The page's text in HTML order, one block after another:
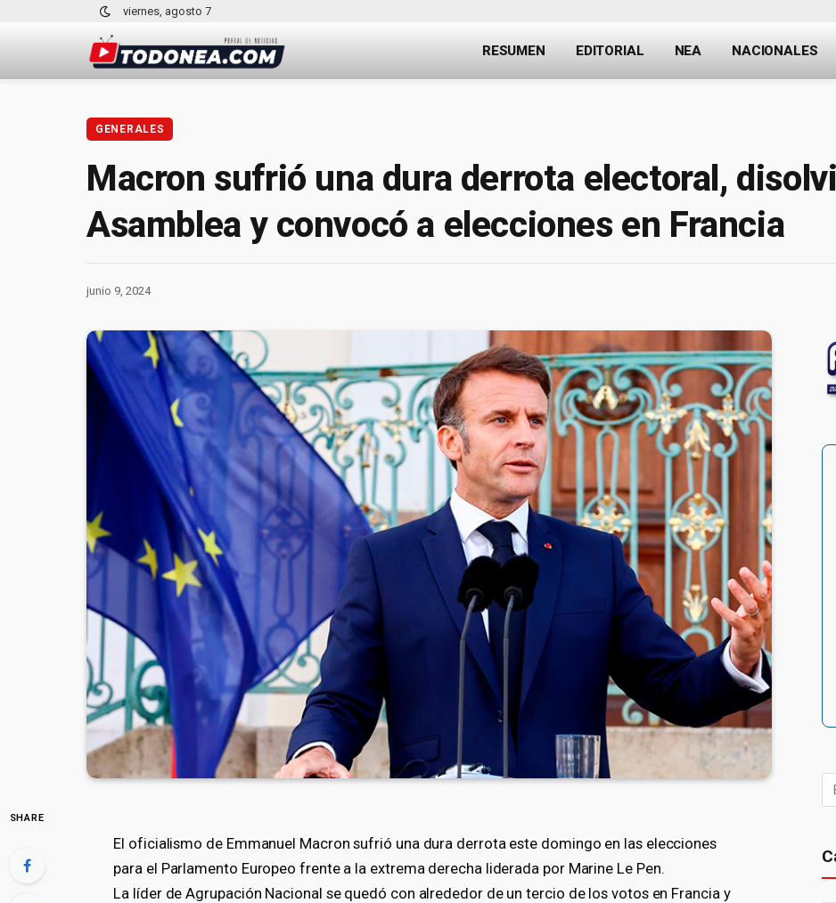
viernes, agosto 7
RESUMEN EDITORIAL NEA NACIONALES
GENERALES
Macron sufrió una dura derrota electoral,
Asamblea y convocó a elecciones en Francia
junio 9, 2024
SHARE
El oficialismo de Emmanuel Macron sufrió una dura derrota este domingo en las elecciones
para el Parlamento Europeo frente a la extrema derecha liderada por Marine Le Pen.
La líder de Agrupación Nacional se quedó con alrededor de un tercio de los votos en Francia y